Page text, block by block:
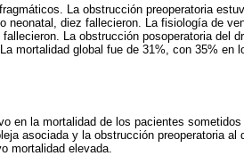
La obstrucción preoperatoria
neonatal, diez fallecieron. La fisiología de
La obstrucción posoperatoria del
mortalidad global fue de 31%, con 35% en
en la mortalidad de los pacientes sometidos
asociada y la obstrucción preoperatoria al
mortalidad elevada.